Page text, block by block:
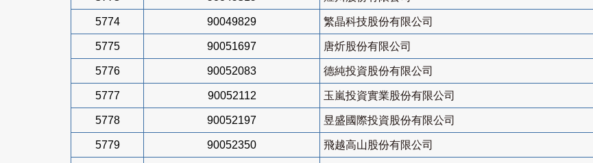
5774 90049829 繁晶科技股份有限公司
5775 90051697 唐炘股份有限公司
5776 90052083 德純投資股份有限公司
5777 90052112 玉嵐投資實業股份有限公司
5778 90052197 昱盛國際投資股份有限公司
5779 90052350 飛越高山股份有限公司